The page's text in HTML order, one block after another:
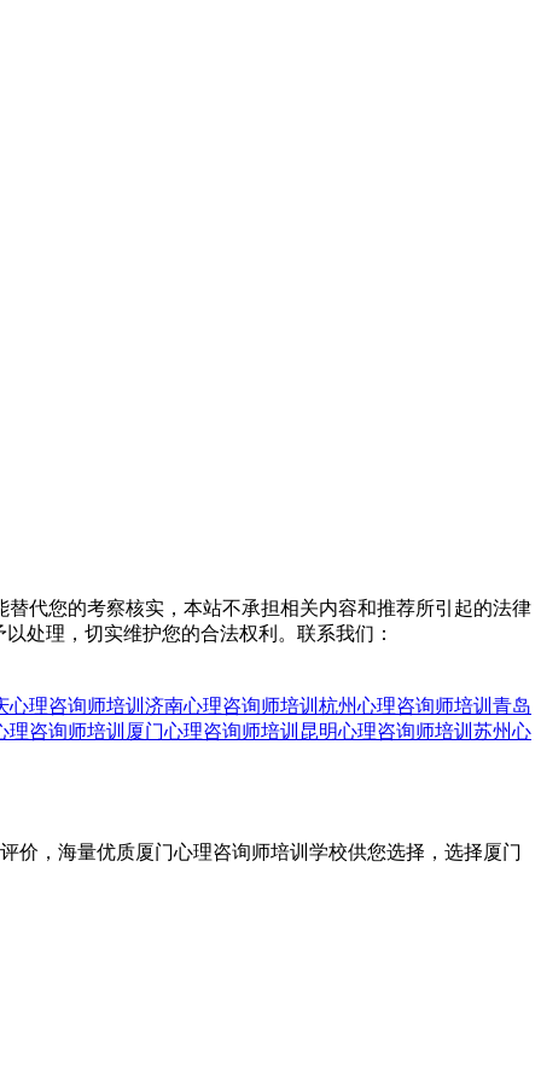
代您的考察核实，本站不承担相关内容和推荐所引起的法律
处理，切实维护您的合法权利。联系我们：
心理咨询师培训 济南心理咨询师培训 杭州心理咨询师培训 青岛
理咨询师培训 厦门心理咨询师培训 昆明心理咨询师培训 苏州心
价，海量优质厦门心理咨询师培训学校供您选择，选择厦门